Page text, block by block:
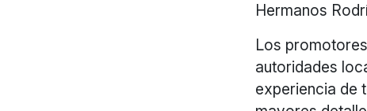
Hermanos
Los
autoridades
experiencia de